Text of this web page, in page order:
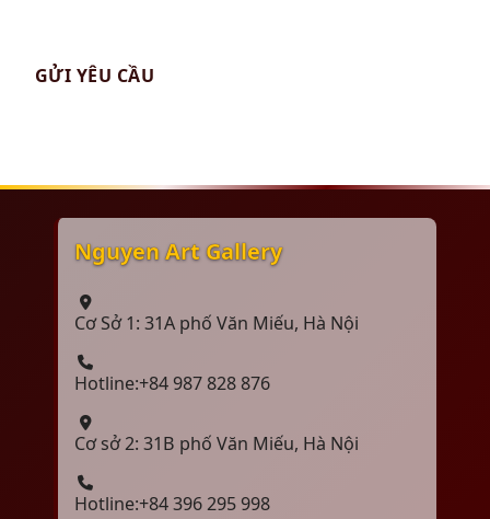
Nguyen Art Gallery
Cơ Sở 1: 31A phố Văn Miếu, Hà Nội
Hotline:+84 987 828 876
Cơ sở 2: 31B phố Văn Miếu, Hà Nội
Hotline:+84 396 295 998